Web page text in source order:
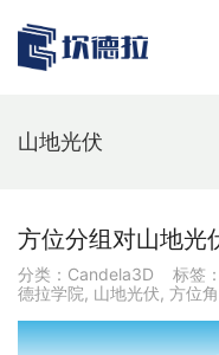
山地光伏
方位分组对山地光
分类： Candela3D 标签：
德拉学院, 山地光伏, 方位角